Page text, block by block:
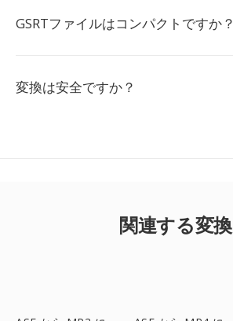
GSRTファイルはコンパクトですか？
変換は安全ですか？
関連する変換